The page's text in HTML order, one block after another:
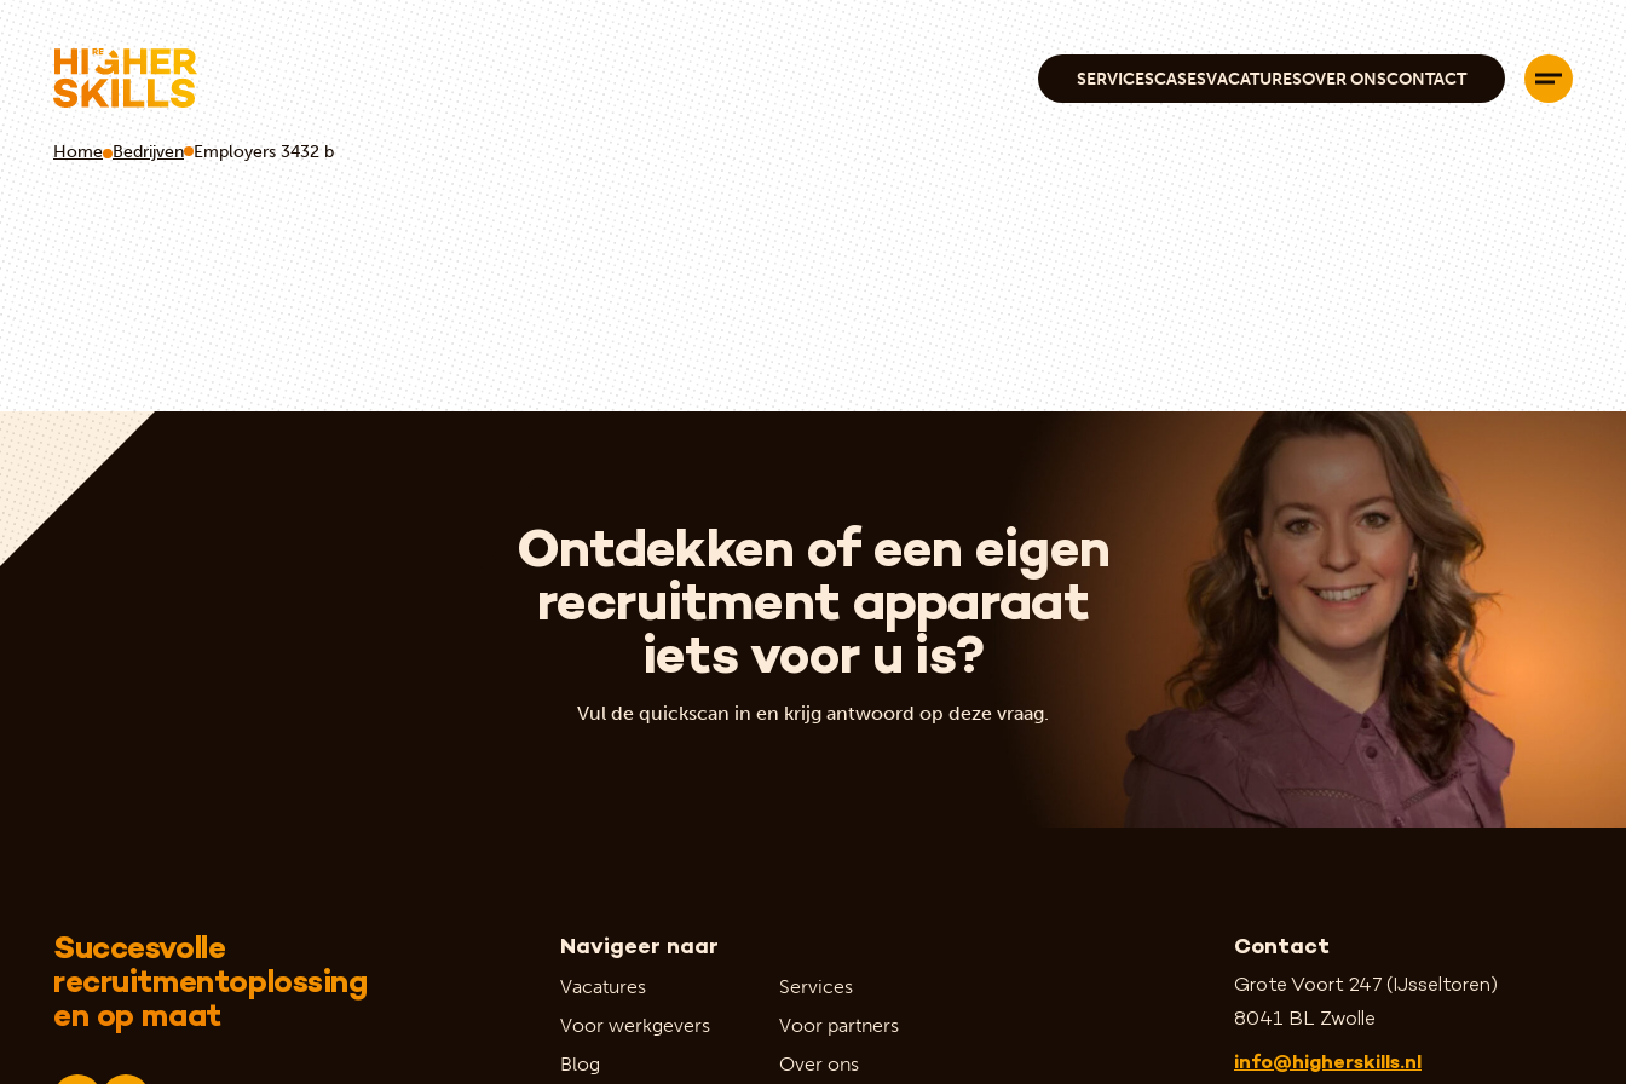
SERVICESCASESVACATURESOVER ONSCONTACT
Home Bedrijven Employers 3432 b
Ontdekken of een eigen
recruitment apparaat
iets voor u is?
Vul de quickscan in en krijg antwoord op deze vraag.
Succesvolle
recruitmentoplossing
en op maat
Navigeer naar
Vacatures
Services
Voor werkgevers
Voor partners
Blog
Over ons
Contact
Grote Voort 247 (IJsseltoren)
8041 BL Zwolle
info@higherskills.nl